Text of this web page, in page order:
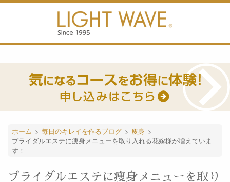
ホーム > 毎日のキレイを作るブログ > 痩身 >
ブライダルエステに痩身メニューを取り入れる花嫁様が増えていま
す！
ブライダルエステに痩身メニューを取り